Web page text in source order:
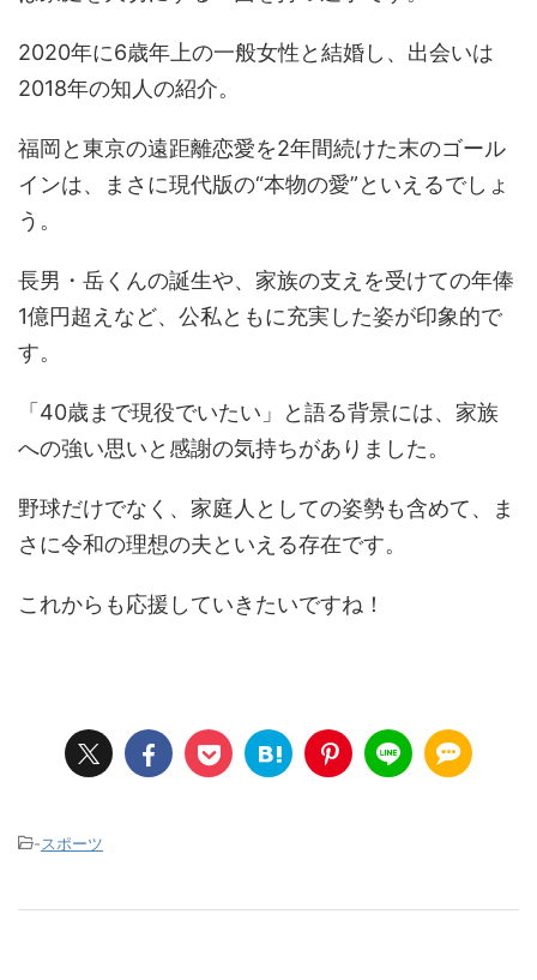
2020年に6歳年上の一般女性と結婚し、出会いは
2018年の知人の紹介。
福岡と東京の遠距離恋愛を2年間続けた末のゴール
インは、まさに現代版の“本物の愛”といえるでしょ
う。
長男・岳くんの誕生や、家族の支えを受けての年俸
1億円超えなど、公私ともに充実した姿が印象的で
す。
「40歳まで現役でいたい」と語る背景には、家族
への強い思いと感謝の気持ちがありました。
野球だけでなく、家庭人としての姿勢も含めて、ま
さに令和の理想の夫といえる存在です。
これからも応援していきたいですね！
-スポーツ